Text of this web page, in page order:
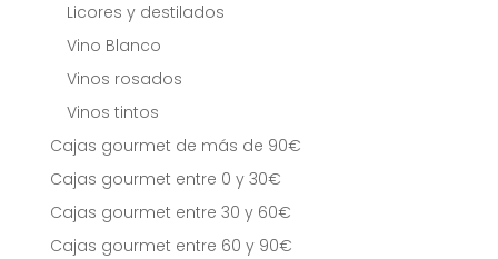
Licores y destilados
Vino Blanco
Vinos rosados
Vinos tintos
Cajas gourmet de más de 90€
Cajas gourmet entre 0 y 30€
Cajas gourmet entre 30 y 60€
Cajas gourmet entre 60 y 90€